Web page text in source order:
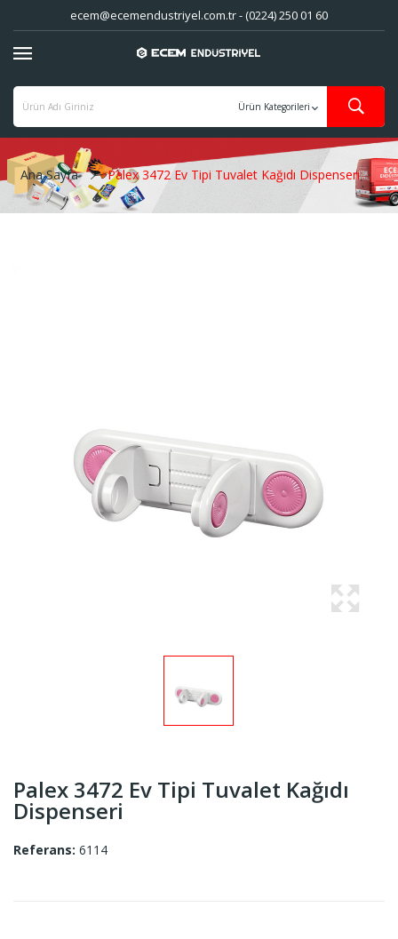
ecem@ecemendustriyel.com.tr - (0224) 250 01 60
Ana Sayfa Palex 3472 Ev Tipi Tuvalet Kağıdı Dispenseri
Palex 3472 Ev Tipi Tuvalet Kağıdı
Dispenseri
Referans: 6114